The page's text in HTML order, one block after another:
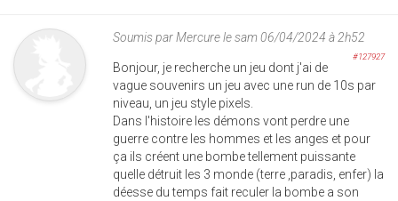
Soumis parMercurele sam 06/04/2024 à 2h52
#127927
Bonjour, je recherche un jeu dont j'ai de
vague souvenirs un jeu avec une run de 10s par
niveau, un jeu style pixels.
Dans l'histoire les démons vont perdre une
guerre contre les hommes et les anges et pour
ça ils créent une bombe tellement puissante
quelle détruit les 3 monde (terre ,paradis, enfer) la
déesse du temps fait reculer la bombe a son